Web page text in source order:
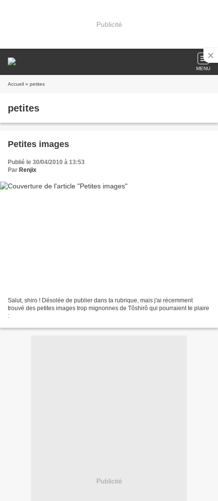
Publicité
MENU
Accueil » petites
petites
Petites images
Publié le 30/04/2010 à 13:53
Par Renjix
Salut, shiro ! Désolée de publier dans ta rubrique, mais j'ai récemment
trouvé des petites images trop mignonnes de Tôshirô qui pourraient te plaire
:
Publicité